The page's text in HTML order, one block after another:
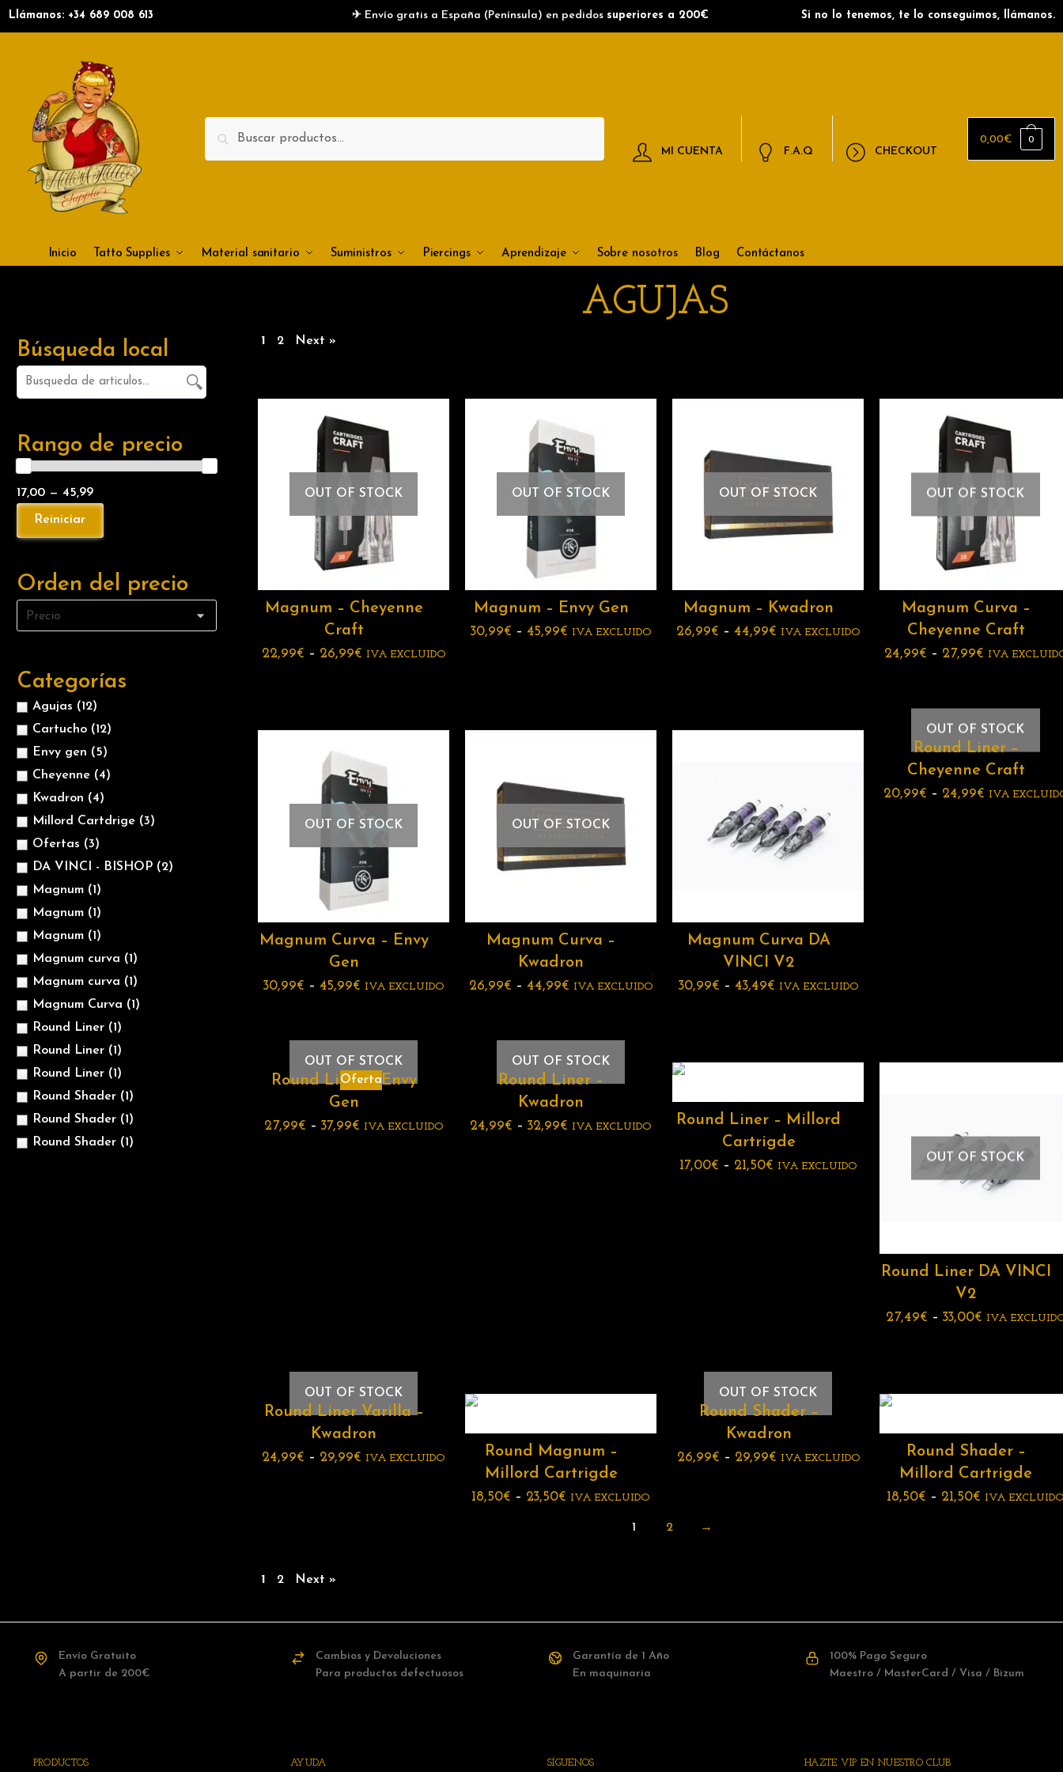
Llámanos: +34 689 008 613 ✈ Envío gratis a España (Península) en pedidos superiores a 200€ Si no lo tenemos, te lo conseguimos, llámanos.
Search
MI CUENTA F.A.Q CHECKOUT
0,00€ 0
Inicio Tatto Supplies Material sanitario Suministros Piercings Aprendizaje Sobre nosotros Blog Contáctanos
AGUJAS
Búsqueda local
Rango de precio
17,00 — 45,99
Orden del precio
Categorías
Agujas (12)
Cartucho (12)
Envy gen (5)
Cheyenne (4)
Kwadron (4)
Millord Cartdrige (3)
Ofertas (3)
DA VINCI - BISHOP (2)
Magnum (1)
Magnum (1)
Magnum (1)
Magnum curva (1)
Magnum curva (1)
Magnum Curva (1)
Round Liner (1)
Round Liner (1)
Round Liner (1)
Round Shader (1)
Round Shader (1)
Round Shader (1)
1 2 Next »
OUT OF STOCK
Magnum – Cheyenne
Craft
22,99€ – 26,99€ IVA EXCLUIDO
OUT OF STOCK
Magnum – Envy Gen
30,99€ – 45,99€ IVA EXCLUIDO
OUT OF STOCK
Magnum – Kwadron
26,99€ –44,99€ IVA EXCLUIDO
OUT OF STOCK
Magnum Curva –
Cheyenne Craft
24,99€ – 27,99€ IVA
OUT OF STOCK
Magnum Curva – Envy
Gen
30,99€ – 45,99€ IVA EXCLUIDO
OUT OF STOCK
Magnum Curva –
Kwadron
26,99€ – 44,99€ IVA EXCLUIDO
Magnum Curva DA
VINCI V2
30,99€ – 43,49€ IVA EXCLUIDO
OUT OF STOCK
Round Liner –
Cheyenne Craft
20,99€ – 24,99€ IVA
Oferta
OUT OF STOCK
Round Liner – Envy
Gen
27,99€ – 37,99€ IVA EXCLUIDO
OUT OF STOCK
Round Liner –
Kwadron
24,99€ –32,99€ IVA EXCLUIDO
Round Liner – Millord
Cartrigde
17,00€ – 21,50€ IVA EXCLUIDO
OUT OF STOCK
Round Liner DA VINCI
V2
27,49€ – 33,00€ IVA
OUT OF STOCK
Round Liner Varilla –
Kwadron
24,99€ – 29,99€ IVA EXCLUIDO
Round Magnum –
Millord Cartrigde
18,50€ – 23,50€ IVA EXCLUIDO
OUT OF STOCK
Round Shader –
Kwadron
26,99€ – 29,99€ IVA EXCLUIDO
Round Shader –
Millord Cartrigde
18,50€ – 21,50€ IVA
1 2 →
1 2 Next »
Envío Gratuito
A partir de 200€
Cambios y Devoluciones
Para productos defectuosos
Garantía de 1 Año
En maquinaria
100% Pago Seguro
Maestro / MasterCard / Visa / Bizum
PRODUCTOS AYUDA SÍGUENOS HAZTE VIP EN NUESTRO CLUB